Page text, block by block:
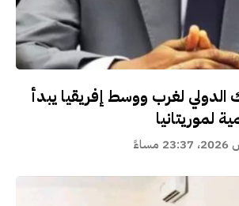
الدولي لغرب ووسط إفريقيا يبدأ
لموريتانيا